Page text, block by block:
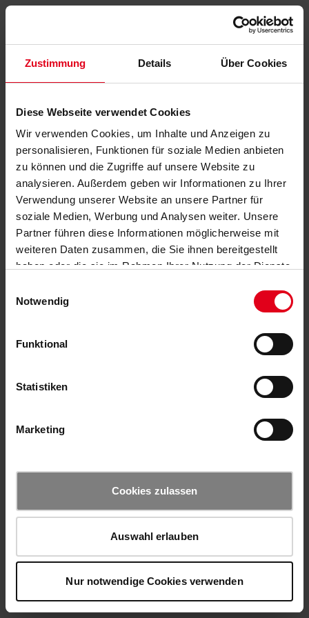
Zustimmung Details Über Cookies
Diese Webseite verwendet Cookies
Wir verwenden Cookies, um Inhalte und Anzeigen zu
personalisieren, Funktionen für soziale Medien anbieten
zu können und die Zugriffe auf unsere Website zu
analysieren. Außerdem geben wir Informationen zu Ihrer
Verwendung unserer Website an unsere Partner für
soziale Medien, Werbung und Analysen weiter. Unsere
Partner führen diese Informationen möglicherweise mit
weiteren Daten zusammen, die Sie ihnen bereitgestellt
haben oder die sie im Rahmen Ihrer Nutzung der Dienste
Notwendig
Funktional
Statistiken
Marketing
Cookies zulassen
Auswahl erlauben
Nur notwendige Cookies verwenden